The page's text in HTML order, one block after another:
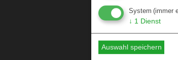
Mediadaten
Hinweise für
Hinweise für
System (immer
↓ 1 Dienst
Auswahl speichern